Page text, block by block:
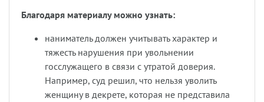
Благодаря материалу можно узнать:
наниматель должен учитывать характер и
тяжесть нарушения при увольнении
госслужащего в связи с утратой доверия.
Например, суд решил, что нельзя уволить
женщину в декрете, которая не представила